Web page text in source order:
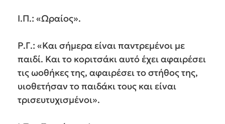
Ι.Π.: «Ωραίος».
Ρ.Γ.: «Και σήμερα είναι παντρεμένοι με
παιδί. Και το κοριτσάκι αυτό έχει αφαιρέσει
τις ωοθήκες της, αφαιρέσει το στήθος της,
υιοθετήσαν το παιδάκι τους και είναι
τρισευτυχισμένοι».